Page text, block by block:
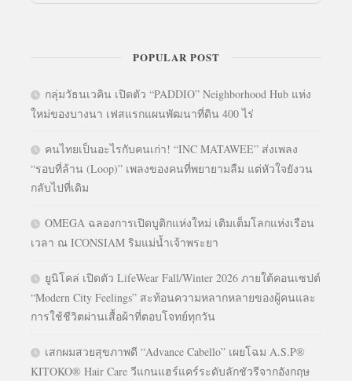
POPULAR POST
กลุ่มวัธนเวคิน เปิดตัว “PADDIO” Neighborhood Hub แห่ง
ใหม่ของบางนา เฟสแรกแผนพัฒนาที่ดิน 400 ไร่
คนไทยเป็นอะไรกับคนเก่า! “INC MATAWEE” ส่งเพลง
“รอบที่ล้าน (Loop)” เพลงของคนที่พยายามลืม แต่หัวใจยังวน
กลับไปที่เดิม
OMEGA ฉลองการเปิดบูติกแห่งใหม่ เติมเต็มโลกแห่งเรือน
เวลา ณ ICONSIAM ริมแม่น้ำเจ้าพระยา
ยูนิโคล่ เปิดตัว LifeWear Fall/Winter 2026 ภายใต้คอนเซปต์
“Modern City Feelings” สะท้อนความหลากหลายของผู้คนและ
การใช้ชีวิตผ่านเสื้อผ้าที่ตอบโจทย์ทุกวัน
เสกผมสวยสุขภาพดี “Advance Cabello” เผยโฉม A.S.P®
KITOKO® Hair Care วีแกนแฮร์แคร์ระดับลักชัวรีจากอังกฤษ